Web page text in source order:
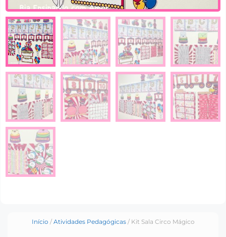
Início / Atividades Pedagógicas/ Kit Sala Circo Mágico